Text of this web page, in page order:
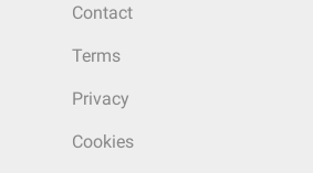
Contact
Terms
Privacy
Cookies